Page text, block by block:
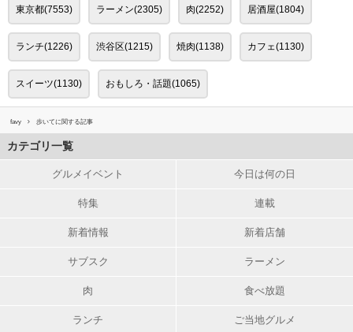
東京都(7553) ラーメン(2305) 肉(2252) 居酒屋(1804)
ランチ(1226) 渋谷区(1215) 焼肉(1138) カフェ(1130)
スイーツ(1130) おもしろ・話題(1065)
favy 歩いてに関する記事
カテゴリ一覧
グルメイベント 今日は何の日
特集 連載
新着情報 新着店舗
サブスク ラーメン
肉 食べ放題
ランチ ご当地グルメ